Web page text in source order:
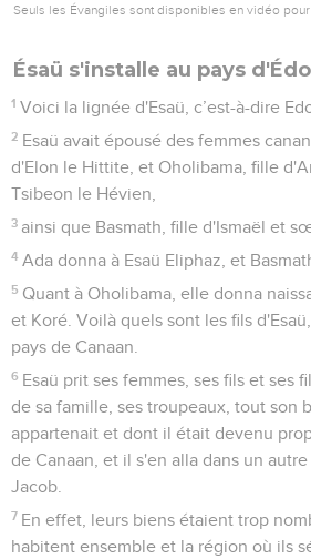
Seuls les Évangiles sont disponibles en vidéo pour
Ésaü s'installe au pays
1 Voici la lignée d'Esaü, c’est-à-dire
2 Esaü avait épousé des femmes
d'Elon le Hittite, et Oholibama, fille
Tsibeon le Hévien,
3 ainsi que Basmath, fille d'Ismaël et
4 Ada donna à Esaü Eliphaz, et
5 Quant à Oholibama, elle donna
et Koré. Voilà quels sont les fils
pays de Canaan.
6 Esaü prit ses femmes, ses fils et ses
de sa famille, ses troupeaux, tout son
appartenait et dont il était devenu
de Canaan, et il s'en alla dans un
Jacob.
7 En effet, leurs biens étaient trop
habitent ensemble et la région où ils